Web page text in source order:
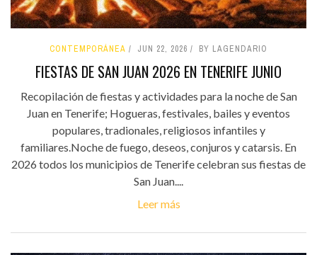
CONTEMPORÁNEA JUN 22, 2026 BY LAGENDARIO
FIESTAS DE SAN JUAN 2026 EN TENERIFE JUNIO
Recopilación de fiestas y actividades para la noche de San
Juan en Tenerife; Hogueras, festivales, bailes y eventos
populares, tradionales, religiosos infantiles y
familiares.Noche de fuego, deseos, conjuros y catarsis. En
2026 todos los municipios de Tenerife celebran sus fiestas de
San Juan....
Leer más